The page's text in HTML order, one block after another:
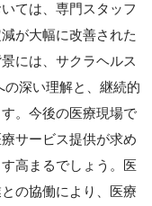
ては、専門スタッフ
が大幅に改善された
には、サクラヘルス
深い理解と、継続的
。今後の医療現場で
サービス提供が求め
高まるでしょう。医
の協働により、医療